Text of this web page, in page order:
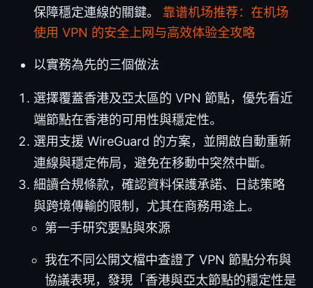
保障穩定連線的關鍵。 靠谱机场推荐：在机场
使用 VPN 的安全上网与高效体验全攻略
以實務為先的三個做法
選擇覆蓋香港及亞太區的 VPN 節點，優先看近
端節點在香港的可用性與穩定性。
選用支援 WireGuard 的方案，並開啟自動重新
連線與穩定佈局，避免在移動中突然中斷。
細讀合規條款，確認資料保護承諾、日誌策略
與跨境傳輸的限制，尤其在商務用途上。
第一手研究要點與來源
我在不同公開文檔中查證了 VPN 節點分布與
協議表現，發現「香港與亞太節點的穩定性是